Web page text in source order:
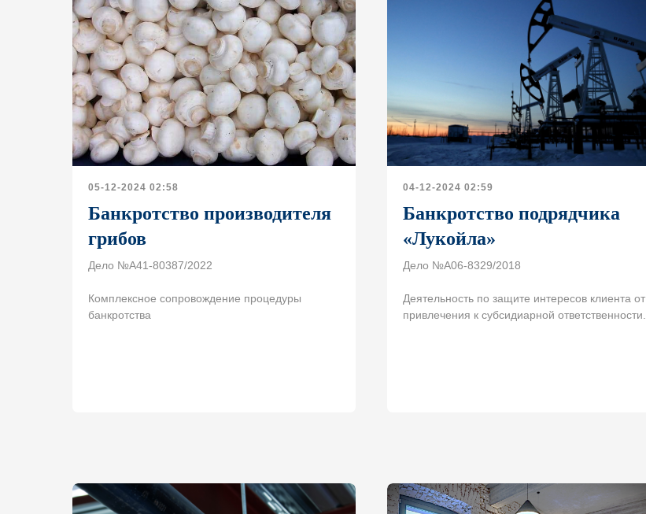
05-12-2024 02:58
Банкротство производителя
грибов
Дело №А41-80387/2022
Комплексное сопровождение процедуры
банкротства
04-12-2024 02:59
Банкротство подрядчика
«Лукойла»
Дело №А06-8329/2018
Деятельность по защите интересов клиента от
привлечения к субсидиарной ответственности.